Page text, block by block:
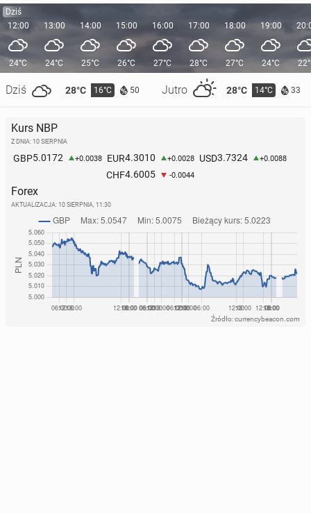
Dziś
12:00
24°C
Dziś 28°C 16°C 50 Jutro 28°C 14°C 33
13:00
24°C
14:00
25°C
15:00
26°C
16:00
27°C
17:00
28°C
18:00
27°C
19:00
24°C
Kurs NBP
Z DNIA: 10 SIERPNIA
GBP5.0172 +0.0038 EUR4.3010 +0.0028 USD3.7324 +0.0088
CHF4.6005 -0.0044
Forex
AKTUALIZACJA: 10 SIERPNIA, 11:30
Źródło: currencybeacon.com